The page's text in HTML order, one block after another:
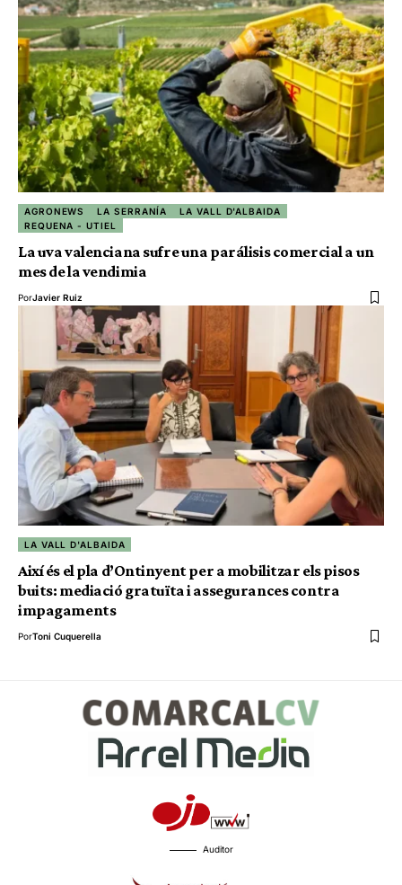
AGRONEWS LA SERRANÍA
LA VALL D'ALBAIDA
REQUENA - UTIEL
La uva valenciana sufre una parálisis comercial a un
mes de la vendimia
PorJavier Ruiz
LA VALL D'ALBAIDA
Així és el pla d’Ontinyent per a mobilitzar els pisos
buits: mediació gratuïta i assegurances contra
impagaments
PorToni Cuquerella
Auditor